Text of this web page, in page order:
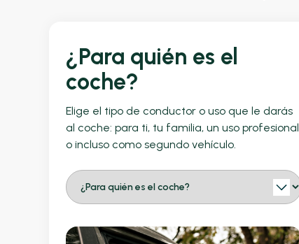
¿Para quién es el
coche?
Elige el tipo de conductor o uso que le darás
al coche: para ti, tu familia, un uso profesional
o incluso como segundo vehículo.